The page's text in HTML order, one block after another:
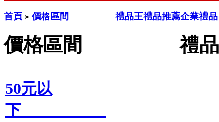
首頁 > 價格區間 禮品王禮品推薦企業禮品
價格區間 禮品王
50元以
下